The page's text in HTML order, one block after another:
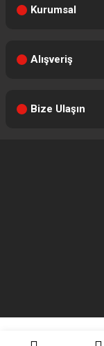
Kurumsal
Alışveriş
Bize Ulaşın